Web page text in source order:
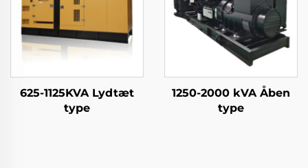
625-1125KVA Lydtæt
type
1250-2000 kVA Åben
type